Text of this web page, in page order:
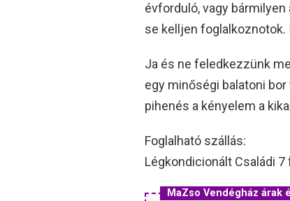
évforduló, vagy
se kelljen
Ja és ne feledkezzünk
egy minőségi balatoni
pihenés a kényelem a
Foglalható szállás:
Légkondicionált Családi 7
MaZso Vendégház árak